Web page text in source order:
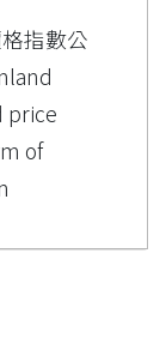
指數公
price
of